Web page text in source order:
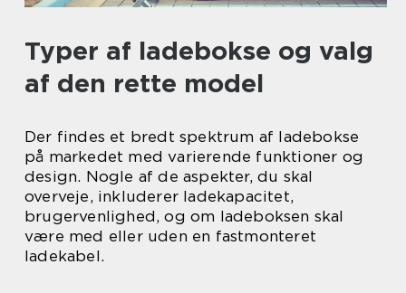
Typer af ladebokse og valg
af den rette model
Der findes et bredt spektrum af ladebokse
på markedet med varierende funktioner og
design. Nogle af de aspekter, du skal
overveje, inkluderer ladekapacitet,
brugervenlighed, og om ladeboksen skal
være med eller uden en fastmonteret
ladekabel.